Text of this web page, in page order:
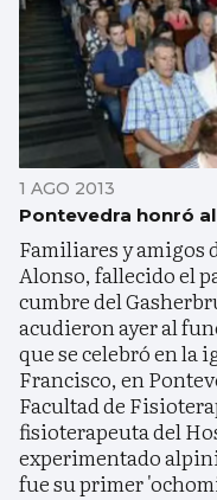
1 AGO 2013
Pontevedra honró
Familiares y amigos
Alonso, fallecido el
cumbre del
acudieron ayer al
que se celebró en la
Francisco, en
Facultad de
fisioterapeuta del
experimentado
fue su primer